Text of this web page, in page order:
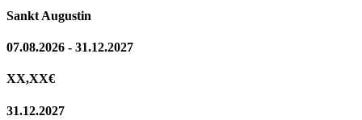
Sankt Augustin
07.08.2026 - 31.12.2027
XX,XX€
31.12.2027